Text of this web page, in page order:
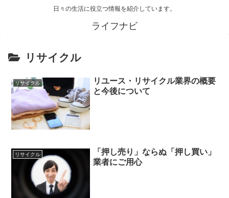
日々の生活に役立つ情報を紹介しています。
ライフナビ
リサイクル
リサイクル
リユース・リサイクル業界の概要
と今後について
リサイクル
「押し売り」ならぬ「押し買い」
業者にご用心